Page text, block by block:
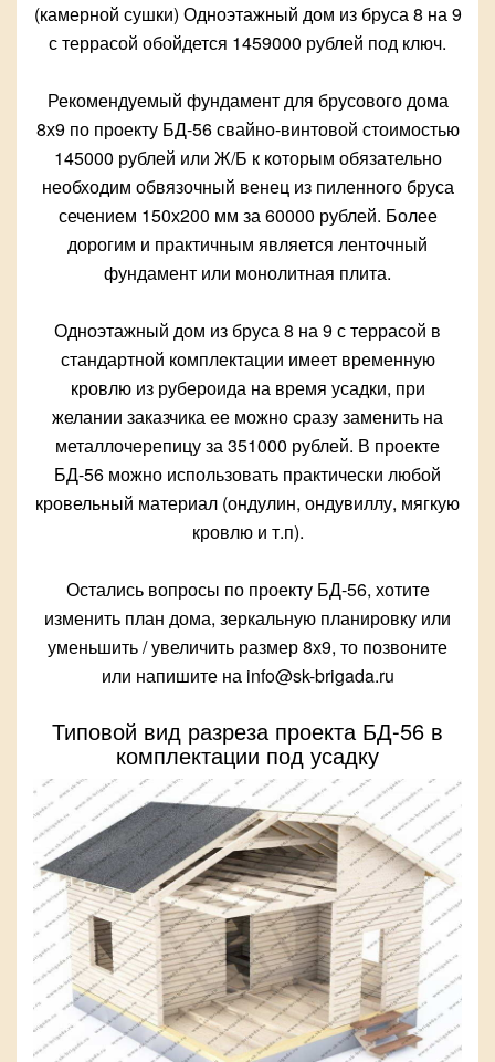
(камерной сушки) Одноэтажный дом из бруса 8 на 9
с террасой обойдется 1459000 рублей под ключ.
Рекомендуемый фундамент для брусового дома
8х9 по проекту БД-56 свайно-винтовой стоимостью
145000 рублей или Ж/Б к которым обязательно
необходим обвязочный венец из пиленного бруса
сечением 150х200 мм за 60000 рублей. Более
дорогим и практичным является ленточный
фундамент или монолитная плита.
Одноэтажный дом из бруса 8 на 9 с террасой в
стандартной комплектации имеет временную
кровлю из рубероида на время усадки, при
желании заказчика ее можно сразу заменить на
металлочерепицу за 351000 рублей. В проекте
БД-56 можно использовать практически любой
кровельный материал (ондулин, ондувиллу, мягкую
кровлю и т.п).
Остались вопросы по проекту БД-56, хотите
изменить план дома, зеркальную планировку или
уменьшить / увеличить размер 8х9, то позвоните
или напишите на info@sk-brigada.ru
Типовой вид разреза проекта БД-56 в
комплектации под усадку